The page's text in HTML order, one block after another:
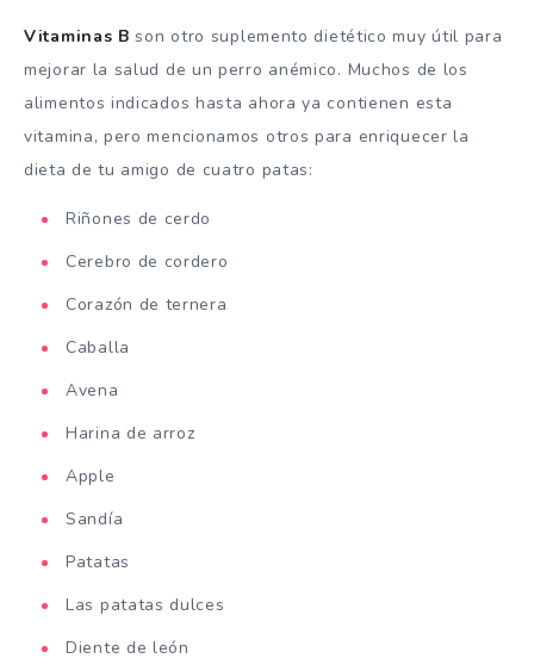
Vitaminas B son otro suplemento dietético muy útil para
mejorar la salud de un perro anémico. Muchos de los
alimentos indicados hasta ahora ya contienen esta
vitamina, pero mencionamos otros para enriquecer la
dieta de tu amigo de cuatro patas:
Riñones de cerdo
Cerebro de cordero
Corazón de ternera
Caballa
Avena
Harina de arroz
Apple
Sandía
Patatas
Las patatas dulces
Diente de león